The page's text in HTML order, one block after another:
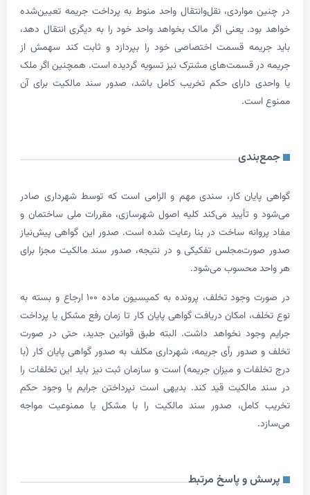
نقل‌وانتقال واحد منوط به پرداخت جریمه تعیین‌شده
یعنی اگر مالک بخواهد واحد خود را به دیگری انتقال دهد،
قسمت اختصاصی خود را بپردازد و ثابت کند سهمش از
قسمت‌های مشترک نیز تسویه گردیده است. همچنین اگر ملک
دارای حکم تخریب کامل باشد، صدور سند مالکیت برای آن
کار، سندی مهم و الزامی است که توسط شهرداری صادر
می‌کند کلیه اصول شهرسازی، مقررات ملی ساختمان و
ساخت در بنا رعایت شده است. صدور این گواهی پیش‌نیاز
تفکیکی و در نتیجه، صدور سند مالکیت مجزا برای
محسوب می‌شود.
در صورت وجود تخلف، پرونده به کمیسیون ماده ۱۰۰ ارجاع و بسته به
امکان دریافت گواهی پایان کار تا زمان رفع مشکل یا پرداخت
نخواهد داشت. البته طبق قوانین جدید، حتی در صورت
رأی جریمه، شهرداری مکلف به صدور گواهی پایان کار (با
و میزان جریمه) است و سازمان ثبت نیز باید این تخلفات را
قید کند. بدیهی است نپرداختن جرایم یا وجود حکم
صدور سند مالکیت را با مشکل یا ممنوعیت مواجه
و پاسخ مرتبط